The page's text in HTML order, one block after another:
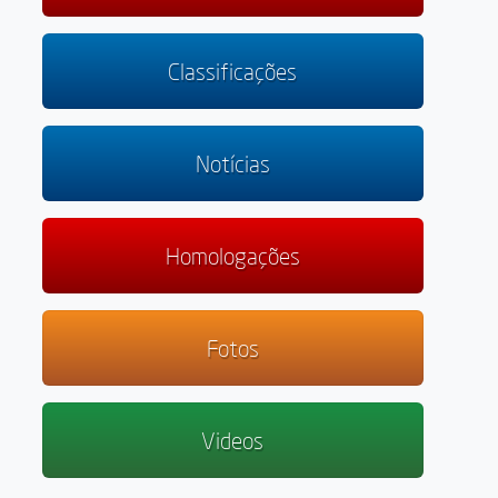
Classificações
Notícias
Homologações
Fotos
Videos